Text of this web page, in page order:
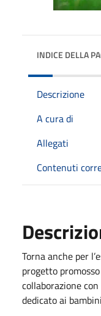
INDICE DELLA
Descrizione
A cura di
Allegati
Contenuti
Torna anche per
progetto
collaborazione
dedicato ai